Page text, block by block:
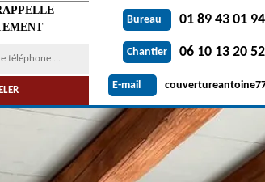
Bureau 01 89 43 01 94
Chantier 06 10 13 20 52
E-mail